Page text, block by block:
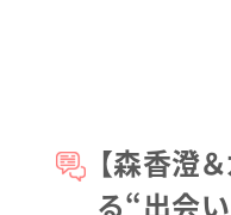
【森香澄
る“出会